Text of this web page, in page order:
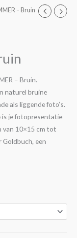
– Bruin
– Bruin.
naturel bruine
als liggende foto’s.
is je fotopresentatie
van 10×15 cm tot
Goldbuch, een